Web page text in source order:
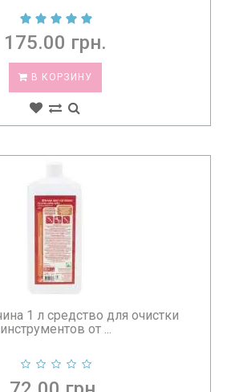
175.00 грн.
В КОРЗИНУ
1 л средство для очистки
инструментов от ...